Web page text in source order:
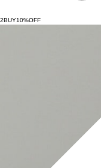
2BUY10%OFF